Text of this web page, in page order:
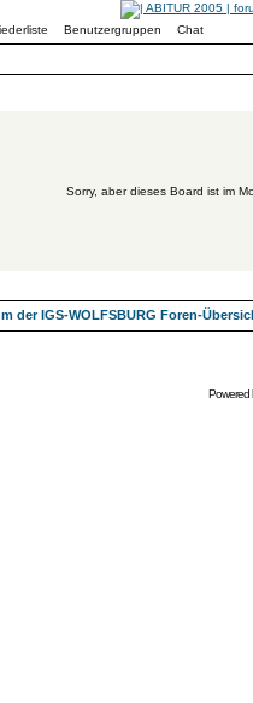
Benutzergruppen Chat
Sorry, aber dieses Board ist im
der IGS-WOLFSBURG Foren-
Powered